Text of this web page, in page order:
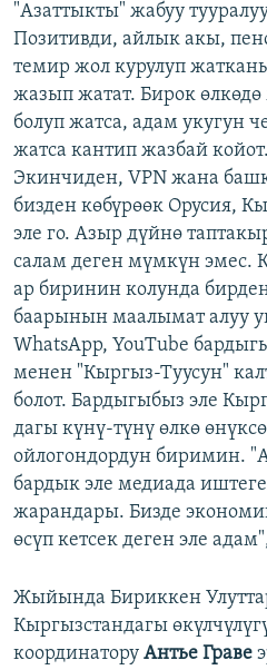
"Азаттыкты" жабуу
Позитивди, айлык акы,
темир жол курулуп
жазып жатат. Бирок
болуп жатса, адам укугун
жатса кантип жазбай
Экинчиден, VPN жана
бизден көбүрөөк Орусия,
эле го. Азыр дүйнө
салам деген мүмкүн эмес.
ар биринин колунда
баарынын маалымат алуу
WhatsАpp, YouTube
менен "Кыргыз-Туусун"
болот. Бардыгыбыз эле
дагы күнү-түнү өлкө
ойлогондордун биримин.
бардык эле медиада
жарандары. Бизде
өсүп кетсек деген эле
Жыйында Бириккен
Кыргызстандагы
координатору Антье Граве